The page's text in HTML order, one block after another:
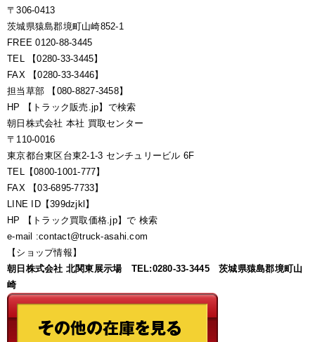
〒306-0413
茨城県猿島郡境町山崎852-1
FREE 0120-88-3445
TEL 【0280-33-3445】
FAX 【0280-33-3446】
担当草部 【080-8827-3458】
HP 【トラック販売.jp】で検索
朝日株式会社 本社 買取センター
〒110-0016
東京都台東区台東2-1-3 センチュリービル 6F
TEL【0800-1001-777】
FAX 【03-6895-7733】
LINE ID【399dzjkl】
HP 【トラック買取価格.jp】で 検索
e-mail :contact@truck-asahi.com
【ショップ情報】
朝日株式会社 北関東展示場 TEL:0280-33-3445 茨城県猿島郡境町山
崎